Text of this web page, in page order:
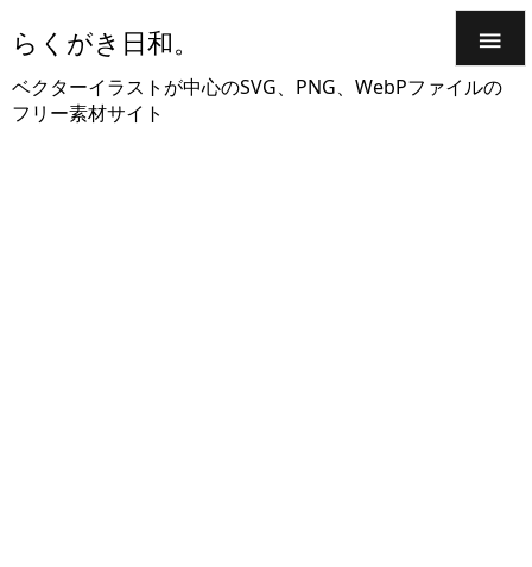
らくがき日和。
ベクターイラストが中心のSVG、PNG、WebPファイルの
フリー素材サイト
